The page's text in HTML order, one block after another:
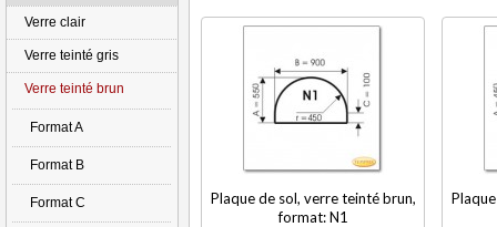
Plaque de sol, verre teinté brun,
format: N1
Verre clair
Verre teinté gris
Verre teinté brun
Format A
Format B
Format C